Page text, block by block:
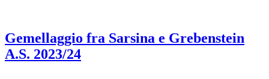
Gemellaggio fra Sarsina e Grebenstein
A.S. 2023/24